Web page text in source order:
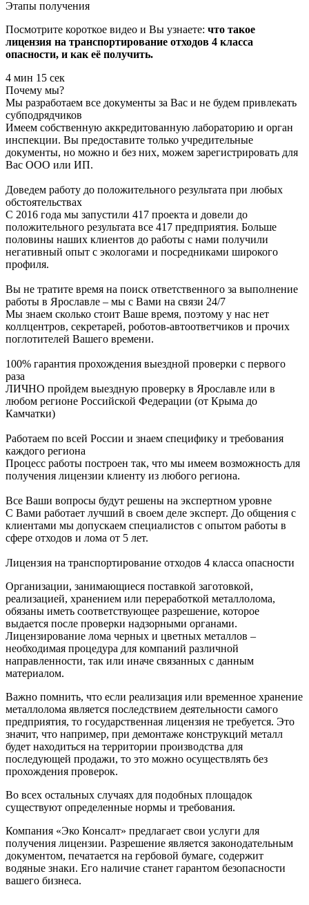
Этапы получения
Посмотрите короткое видео и Вы узнаете: что такое
лицензия на транспортирование отходов 4 класса
опасности, и как её получить.
4 мин 15 сек
Почему мы?
Мы разработаем все документы за Вас и не будем привлекать
субподрядчиков
Имеем собственную аккредитованную лабораторию и орган
инспекции. Вы предоставите только учредительные
документы, но можно и без них, можем зарегистрировать для
Вас ООО или ИП.
Доведем работу до положительного результата при любых
обстоятельствах
С 2016 года мы запустили 417 проекта и довели до
положительного результата все 417 предприятия. Больше
половины наших клиентов до работы с нами получили
негативный опыт с экологами и посредниками широкого
профиля.
Вы не тратите время на поиск ответственного за выполнение
работы в Ярославле – мы с Вами на связи 24/7
Мы знаем сколько стоит Ваше время, поэтому у нас нет
коллцентров, секретарей, роботов-автоответчиков и прочих
поглотителей Вашего времени.
100% гарантия прохождения выездной проверки с первого
раза
ЛИЧНО пройдем выездную проверку в Ярославле или в
любом регионе Российской Федерации (от Крыма до
Камчатки)
Работаем по всей России и знаем специфику и требования
каждого региона
Процесс работы построен так, что мы имеем возможность для
получения лицензии клиенту из любого региона.
Все Ваши вопросы будут решены на экспертном уровне
С Вами работает лучший в своем деле эксперт. До общения с
клиентами мы допускаем специалистов с опытом работы в
сфере отходов и лома от 5 лет.
Лицензия на транспортирование отходов 4 класса опасности
Организации, занимающиеся поставкой заготовкой,
реализацией, хранением или переработкой металлолома,
обязаны иметь соответствующее разрешение, которое
выдается после проверки надзорными органами.
Лицензирование лома черных и цветных металлов –
необходимая процедура для компаний различной
направленности, так или иначе связанных с данным
материалом.
Важно помнить, что если реализация или временное хранение
металлолома является последствием деятельности самого
предприятия, то государственная лицензия не требуется. Это
значит, что например, при демонтаже конструкций металл
будет находиться на территории производства для
последующей продажи, то это можно осуществлять без
прохождения проверок.
Во всех остальных случаях для подобных площадок
существуют определенные нормы и требования.
Компания «Эко Консалт» предлагает свои услуги для
получения лицензии. Разрешение является законодательным
документом, печатается на гербовой бумаге, содержит
водяные знаки. Его наличие станет гарантом безопасности
вашего бизнеса.